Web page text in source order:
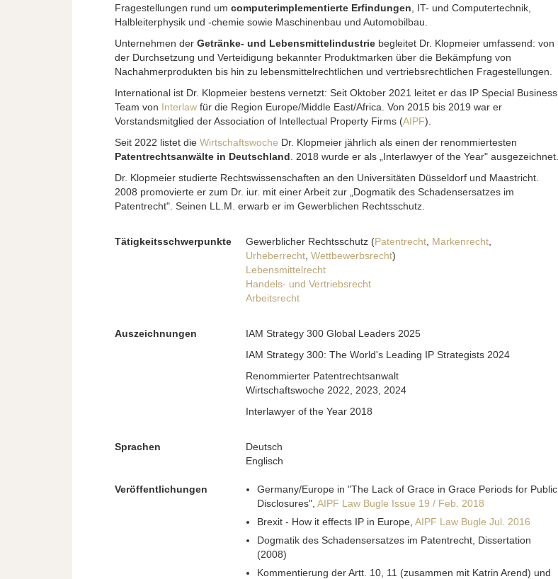
Fragestellungen rund um computerimplementierte Erfindungen , IT- und Computertechnik,
Halbleiterphysik und -chemie sowie Maschinenbau und Automobilbau.
Unternehmen der Getränke- und Lebensmittelindustrie begleitet Dr. Klopmeier umfassend: von
der Durchsetzung und Verteidigung bekannter Produktmarken über die Bekämpfung von
Nachahmerprodukten bis hin zu lebensmittelrechtlichen und vertriebsrechtlichen Fragestellungen.
International ist Dr. Klopmeier bestens vernetzt: Seit Oktober 2021 leitet er das IP Special Business
Team von Interlaw für die Region Europe/Middle East/Africa. Von 2015 bis 2019 war er
Vorstandsmitglied der Association of Intellectual Property Firms (AIPF).
Seit 2022 listet die Wirtschaftswoche Dr. Klopmeier jährlich als einen der renommiertesten
Patentrechtsanwälte in Deutschland . 2018 wurde er als „Interlawyer of the Year" ausgezeichnet.
Dr. Klopmeier studierte Rechtswissenschaften an den Universitäten Düsseldorf und Maastricht.
2008 promovierte er zum Dr. iur. mit einer Arbeit zur „Dogmatik des Schadensersatzes im
Patentrecht". Seinen LL.M. erwarb er im Gewerblichen Rechtsschutz.
Tätigkeitsschwerpunkte Gewerblicher Rechtsschutz (Patentrecht Markenrecht
Urheberrecht Wettbewerbsrecht)
Lebensmittelrecht
Handels- und Vertriebsrecht
Arbeitsrecht
Auszeichnungen
IAM Strategy 300 Global Leaders 2025
IAM Strategy 300: The World's Leading IP Strategists 2024
Renommierter Patentrechtsanwalt
Wirtschaftswoche 2022 , 2023, 2024
Interlawyer of the Year 2018
Sprachen
Deutsch
Englisch
Veröffentlichungen
Germany/Europe in "The Lack of Grace in Grace Periods for Public
Disclosures", AIPF Law Bugle Issue 19 / Feb. 2018
Brexit - How it effects IP in Europe, AIPF Law Bugle Jul. 2016
Dogmatik des Schadensersatzes im Patentrecht, Dissertation
(2008)
Kommentierung der Artt. 10, 11 (zusammen mit Katrin Arend) und